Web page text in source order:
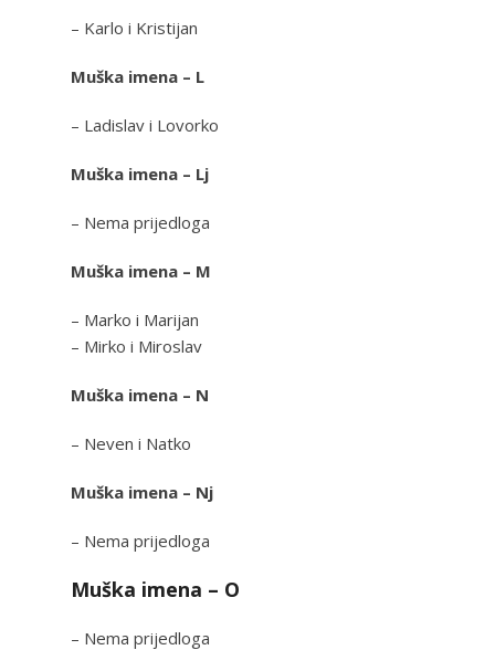
– Karlo i Kristijan
Muška imena – L
– Ladislav i Lovorko
Muška imena – Lj
– Nema prijedloga
Muška imena – M
– Marko i Marijan
– Mirko i Miroslav
Muška imena – N
– Neven i Natko
Muška imena – Nj
– Nema prijedloga
Muška imena – O
– Nema prijedloga